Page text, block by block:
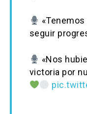
seguir
«Nos
victoria por